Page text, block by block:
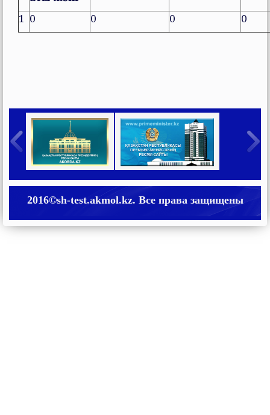
1 0 0 0 0
2016©sh-test.akmol.kz. Все права защищены